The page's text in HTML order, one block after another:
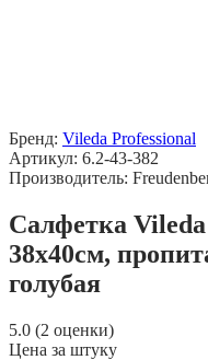
Бренд: Vileda Professional
Артикул: 6.2-43-382
Производитель:
Салфетка
38х40см,
голубая
5.0 (2 оценки)
Цена за штуку